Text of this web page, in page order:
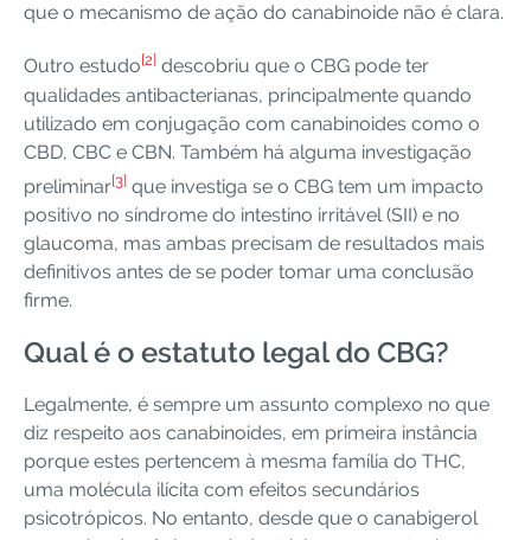
que o mecanismo de ação do canabinoide não é clara.
Outro estudo[2] descobriu que o CBG pode ter
qualidades antibacterianas, principalmente quando
utilizado em conjugação com canabinoides como o
CBD, CBC e CBN. Também há alguma investigação
preliminar[3] que investiga se o CBG tem um impacto
positivo no síndrome do intestino irritável (SII) e no
glaucoma, mas ambas precisam de resultados mais
definitivos antes de se poder tomar uma conclusão
firme.
Qual é o estatuto legal do CBG?
Legalmente, é sempre um assunto complexo no que
diz respeito aos canabinoides, em primeira instância
porque estes pertencem à mesma família do THC,
uma molécula ilícita com efeitos secundários
psicotrópicos. No entanto, desde que o canabigerol